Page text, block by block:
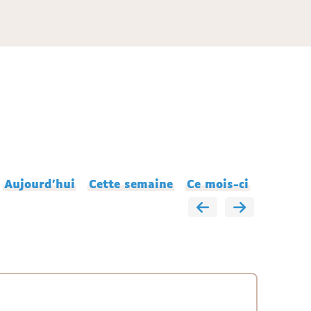
Aujourd'hui Cette semaine Ce mois-ci